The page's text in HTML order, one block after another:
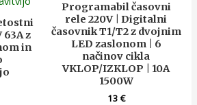
z
in
Programabil časovni
rele 220V | Digitalni
časovnik T1/T2 z dvojnim
LED zaslonom | 6
načinov cikla
VKLOP/IZKLOP | 10A
1500W
13€